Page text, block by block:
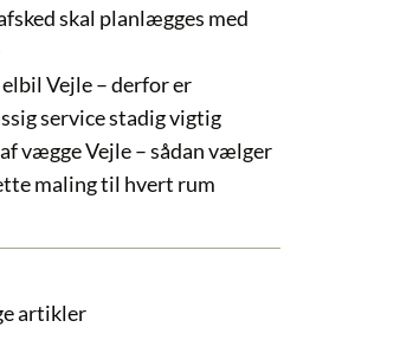
skal planlægges med
Vejle – derfor er
service stadig vigtig
vægge Vejle – sådan vælger
maling til hvert rum
artikler